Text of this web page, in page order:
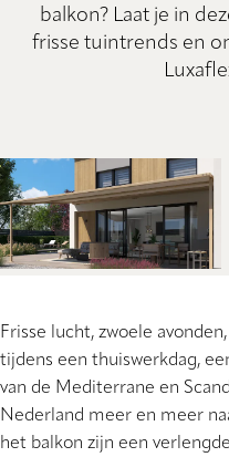
balkon? Laat je in
frisse tuintrends en
Frisse lucht, zwoele
tijdens een thuiswerkdag,
van de Mediterrane en
Nederland meer en meer
het balkon zijn een